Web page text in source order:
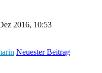
2016, 10:53
Neuester Beitrag